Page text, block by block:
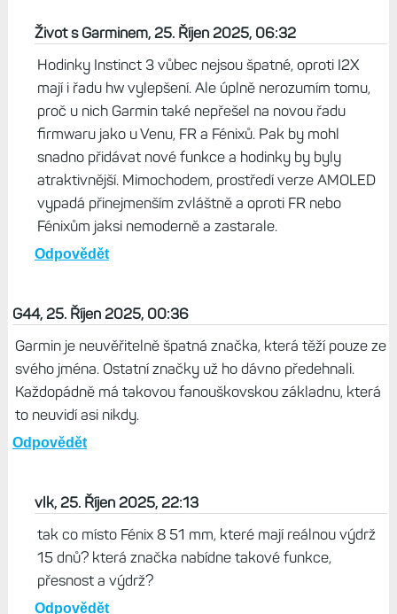
vydali najzbytočnejší model ever - I3. Nebudem si
ročnú softwareovú podporu a permanentne sa v nich len
recykluje hardware. To fakt nie. Aj keď na ne dajú farebný
MIP displej a mapy a neviem čo, tak im už dávno ušiel
vlak, keďže také hodinky od nich budú stáť jednak 700€
a Coros ich už robí a za polovičnú cenu.
Odpovědět
Život s Garminem, 25. Říjen 2025, 06:32
mají i řadu hw vylepšení. Ale úplně nerozumím tomu,
firmwaru jako u Venu, FR a Fénixů. Pak by mohl
snadno přidávat nové funkce a hodinky by byly
atraktivnější. Mimochodem, prostředí verze AMOLED
vypadá přinejmenším zvláštně a oproti FR nebo
Fénixům jaksi nemoderně a zastarale.
G44, 25. Říjen 2025, 00:36
Garmin je neuvěřitelně špatná značka, která těží pouze ze
svého jména. Ostatní značky už ho dávno předehnali.